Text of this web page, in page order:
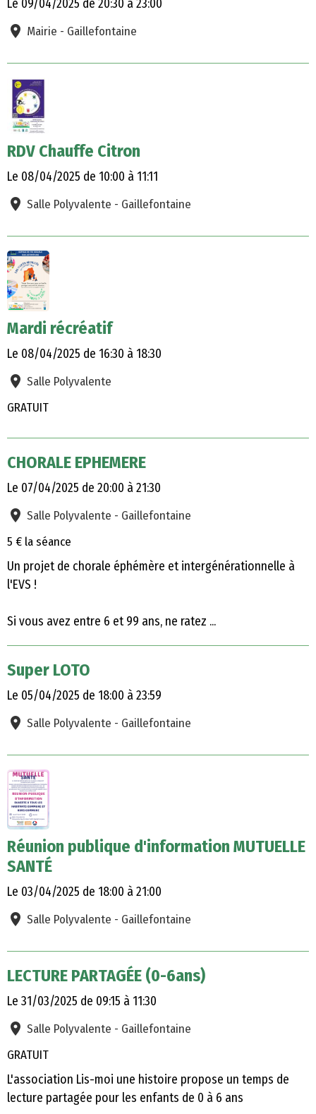
Le 09/04/2025 de 20:30 à 23:00
Mairie - Gaillefontaine
RDV Chauffe Citron
Le 08/04/2025 de 10:00 à 11:11
Salle Polyvalente - Gaillefontaine
Mardi récréatif
Le 08/04/2025 de 16:30 à 18:30
Salle Polyvalente
GRATUIT
CHORALE EPHEMERE
Le 07/04/2025 de 20:00 à 21:30
Salle Polyvalente - Gaillefontaine
5 € la séance
Un projet de chorale éphémère et intergénérationnelle à
l'EVS !
Si vous avez entre 6 et 99 ans, ne ratez ...
Super LOTO
Le 05/04/2025 de 18:00 à 23:59
Salle Polyvalente - Gaillefontaine
Réunion publique d'information MUTUELLE
SANTÉ
Le 03/04/2025 de 18:00 à 21:00
Salle Polyvalente - Gaillefontaine
LECTURE PARTAGÉE (0-6ans)
Le 31/03/2025 de 09:15 à 11:30
Salle Polyvalente - Gaillefontaine
GRATUIT
L'association Lis-moi une histoire propose un temps de
lecture partagée pour les enfants de 0 à 6 ans